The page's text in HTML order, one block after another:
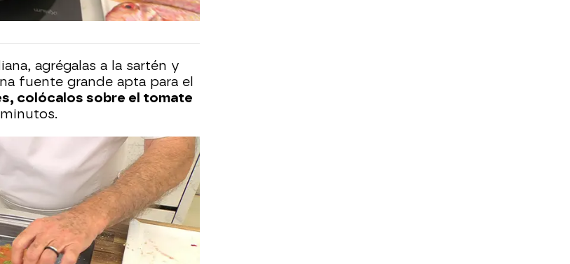
agrégalas a la sartén y
fuente grande apta para el
colócalos sobre el tomate